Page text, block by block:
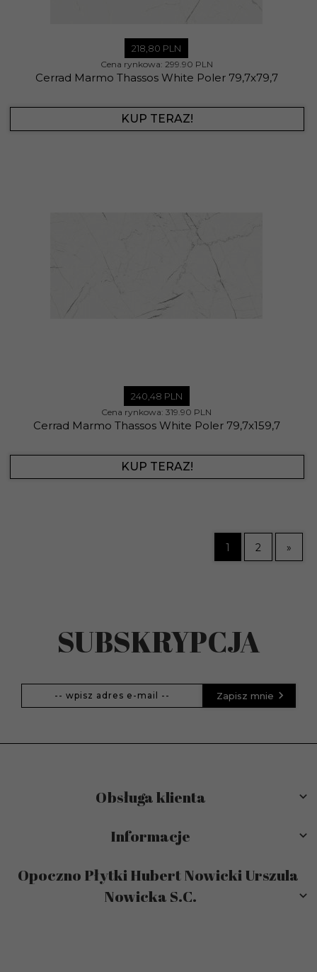
218, 80 PLN
Cena rynkowa: 299.90 PLN
Cerrad Marmo Thassos White Poler 79,7x79,7
KUP TERAZ!
240, 48 PLN
Cena rynkowa: 319.90 PLN
Cerrad Marmo Thassos White Poler 79,7x159,7
KUP TERAZ!
1 2 »
SUBSKRYPCJA
Zapisz mnie
Obsługa klienta
Informacje
Opoczno Płytki Hubert Nowicki Urszula
Nowicka S.C.